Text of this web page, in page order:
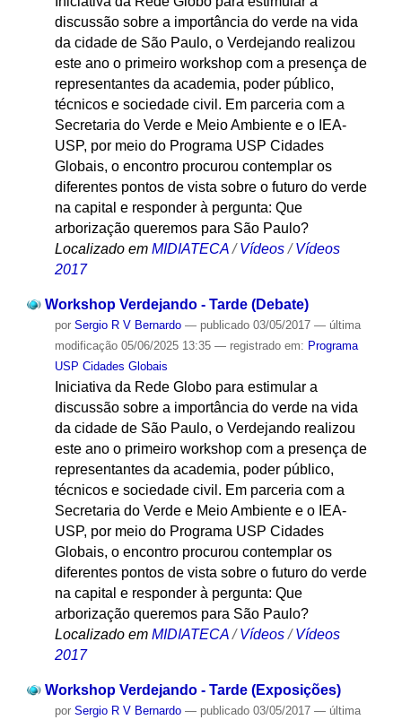
discussão sobre a importância do verde na vida
da cidade de São Paulo, o Verdejando realizou
este ano o primeiro workshop com a presença de
representantes da academia, poder público,
técnicos e sociedade civil. Em parceria com a
Secretaria do Verde e Meio Ambiente e o IEA-
USP, por meio do Programa USP Cidades
Globais, o encontro procurou contemplar os
diferentes pontos de vista sobre o futuro do verde
na capital e responder à pergunta: Que
arborização queremos para São Paulo?
Localizado em MIDIATECA /Vídeos /Vídeos
2017
Workshop Verdejando - Tarde (Debate)
por Sergio R V Bernardo — publicado03/05/2017 — última
modificação05/06/2025 13:35 — registrado em: Programa
USP Cidades Globais
Iniciativa da Rede Globo para estimular a
discussão sobre a importância do verde na vida
da cidade de São Paulo, o Verdejando realizou
este ano o primeiro workshop com a presença de
representantes da academia, poder público,
técnicos e sociedade civil. Em parceria com a
Secretaria do Verde e Meio Ambiente e o IEA-
USP, por meio do Programa USP Cidades
Globais, o encontro procurou contemplar os
diferentes pontos de vista sobre o futuro do verde
na capital e responder à pergunta: Que
arborização queremos para São Paulo?
Localizado em MIDIATECA /Vídeos /Vídeos
2017
Workshop Verdejando - Tarde (Exposições)
por Sergio R V Bernardo — publicado03/05/2017 — última